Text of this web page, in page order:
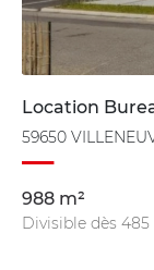
Location
59650
988 m²
Divisible dès 485